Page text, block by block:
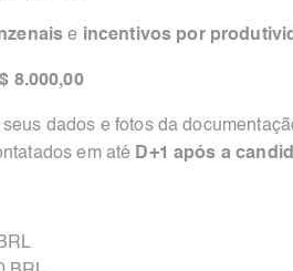
e incentivos por
8.000,00
seus dados e fotos da
em até D+1 após a